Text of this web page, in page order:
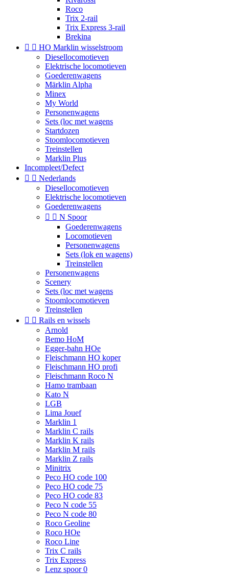
Roco
Trix 2-rail
Trix Express 3-rail
Brekina
  HO Marklin wisselstroom
Diesellocomotieven
Elektrische locomotieven
Goederenwagens
Märklin Alpha
Minex
My World
Personenwagens
Sets (loc met wagens
Startdozen
Stoomlocomotieven
Treinstellen
Marklin Plus
Incompleet/Defect
  Nederlands
Diesellocomotieven
Elektrische locomotieven
Goederenwagens
  N Spoor
Goederenwagens
Locomotieven
Personenwagens
Sets (lok en wagens)
Treinstellen
Personenwagens
Scenery
Sets (loc met wagens
Stoomlocomotieven
Treinstellen
  Rails en wissels
Arnold
Bemo HoM
Egger-bahn HOe
Fleischmann HO koper
Fleischmann HO profi
Fleischmann Roco N
Hamo trambaan
Kato N
LGB
Lima Jouef
Marklin 1
Marklin C rails
Marklin K rails
Marklin M rails
Marklin Z rails
Minitrix
Peco HO code 100
Peco HO code 75
Peco HO code 83
Peco N code 55
Peco N code 80
Roco Geoline
Roco HOe
Roco Line
Trix C rails
Trix Express
Lenz spoor 0